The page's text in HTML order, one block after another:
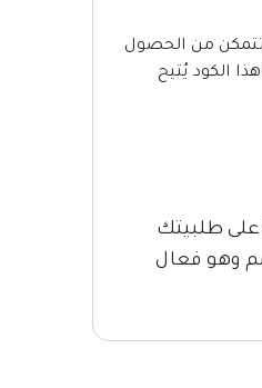
تتمكن من الحصول
الكود يُتيح
على طلبيتك
وهو فعال